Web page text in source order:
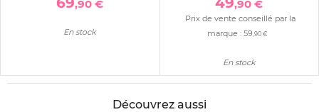
,90 €
En stock
,90 €
Prix de vente conseillé par la
marque :59 ,90 €
En stock
Découvrez aussi